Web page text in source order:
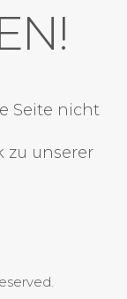
Seite nicht
zu unserer